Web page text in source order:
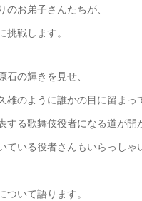
のお弟子さんたちが、
挑戦します。
石の輝きを見せ、
雄のように誰かの目に留まっ
する歌舞伎役者になる道が開
ている役者さんもいらっしゃ
ついて語ります。